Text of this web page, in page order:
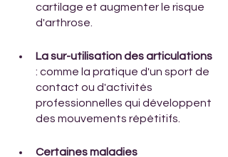
cartilage et augmenter le risque
d'arthrose.
La sur-utilisation des articulations
: comme la pratique d'un sport de
contact ou d'activités
professionnelles qui développent
des mouvements répétitifs.
Certaines maladies